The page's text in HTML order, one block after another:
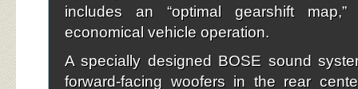
includes an “optimal gearshift
economical vehicle operation.
A specially designed BOSE sound
forward-facing woofers in the rear